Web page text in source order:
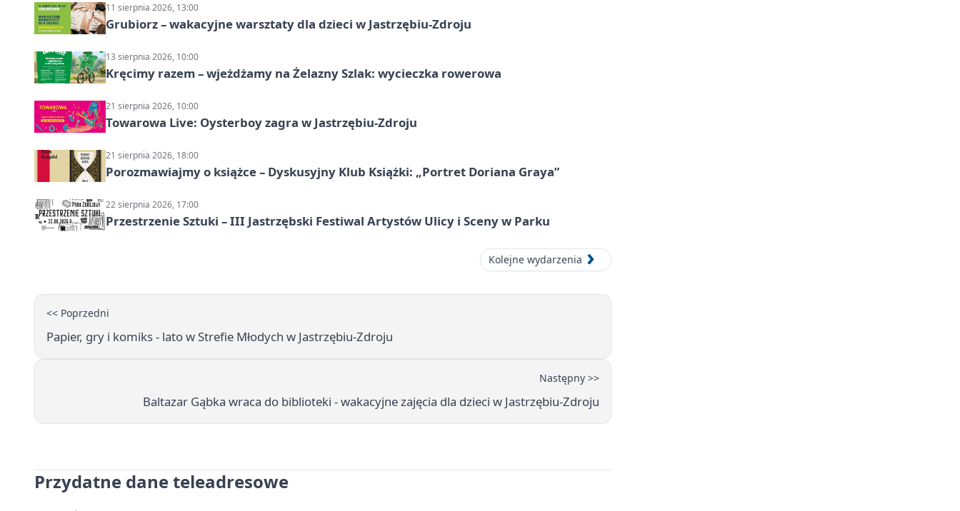
11 sierpnia 2026, 13:00
Grubiorz – wakacyjne warsztaty dla dzieci w Jastrzębiu-Zdroju
13 sierpnia 2026, 10:00
Kręcimy razem – wjeżdżamy na Żelazny Szlak: wycieczka rowerowa
21 sierpnia 2026, 10:00
Towarowa Live: Oysterboy zagra w Jastrzębiu-Zdroju
21 sierpnia 2026, 18:00
Porozmawiajmy o książce – Dyskusyjny Klub Książki: „Portret Doriana Graya”
22 sierpnia 2026, 17:00
Przestrzenie Sztuki – III Jastrzębski Festiwal Artystów Ulicy i Sceny w Parku
Kolejne wydarzenia
<< Poprzedni
Papier, gry i komiks - lato w Strefie Młodych w Jastrzębiu-Zdroju
Następny >>
Baltazar Gąbka wraca do biblioteki - wakacyjne zajęcia dla dzieci w Jastrzębiu-Zdroju
Przydatne dane teleadresowe